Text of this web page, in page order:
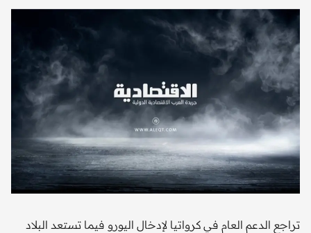
تراجع الدعم العام في كرواتيا لإدخال اليورو فيما تستعد البلاد